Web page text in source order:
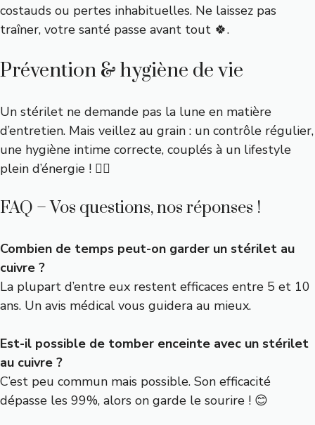
costauds ou pertes inhabituelles. Ne laissez pas
traîner, votre santé passe avant tout 🍀.
Prévention & hygiène de vie
Un stérilet ne demande pas la lune en matière
d’entretien. Mais veillez au grain : un contrôle régulier,
une hygiène intime correcte, couplés à un lifestyle
plein d’énergie ! 🏃‍♀️
FAQ – Vos questions, nos réponses !
Combien de temps peut-on garder un stérilet au
cuivre ?
La plupart d’entre eux restent efficaces entre 5 et 10
ans. Un avis médical vous guidera au mieux.
Est-il possible de tomber enceinte avec un stérilet
au cuivre ?
C’est peu commun mais possible. Son efficacité
dépasse les 99%, alors on garde le sourire ! 😊